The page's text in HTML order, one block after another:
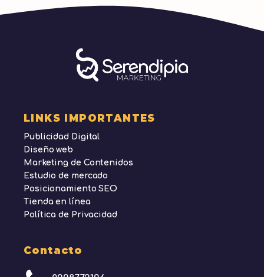
LINKS IMPORTANTES
Publicidad Digital
Diseño web
Marketing de Contenidos
Estudio de mercado
Posicionamiento SEO
Tienda en línea
Política de Privacidad
Contacto